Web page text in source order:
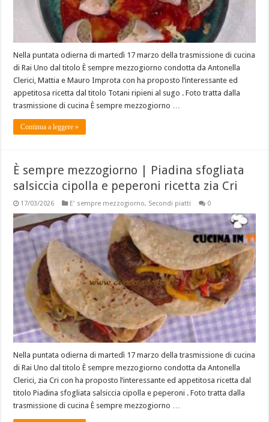
Nella puntata odierna di martedì 17 marzo della trasmissione di cucina
di Rai Uno dal titolo È sempre mezzogiorno condotta da Antonella
Clerici, Mattia e Mauro Improta con ha proposto l’interessante ed
appetitosa ricetta dal titolo Totani ripieni al sugo . Foto tratta dalla
trasmissione di cucina È sempre mezzogiorno …
Continua a leggere »
È sempre mezzogiorno | Piadina sfogliata
salsiccia cipolla e peperoni ricetta zia Cri
17/03/2026 E' sempre mezzogiorno, Secondi piatti 0
Nella puntata odierna di martedì 17 marzo della trasmissione di cucina
di Rai Uno dal titolo È sempre mezzogiorno condotta da Antonella
Clerici, zia Cri con ha proposto l’interessante ed appetitosa ricetta dal
titolo Piadina sfogliata salsiccia cipolla e peperoni . Foto tratta dalla
trasmissione di cucina È sempre mezzogiorno …